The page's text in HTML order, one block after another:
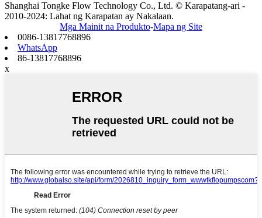
Shanghai Tongke Flow Technology Co., Ltd. © Karapatang-ari -
2010-2024: Lahat ng Karapatan ay Nakalaan.
Mga Mainit na Produkto-Mapa ng Site
0086-13817768896
WhatsApp
86-13817768896
x